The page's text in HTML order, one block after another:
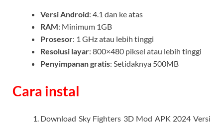
Versi Android: 4.1 dan ke atas
RAM: Minimum 1GB
Prosesor: 1 GHz atau lebih tinggi
Resolusi layar: 800×480 piksel atau lebih tinggi
Penyimpanan gratis: Setidaknya 500MB
Cara instal
Download Sky Fighters 3D Mod APK 2024 Versi